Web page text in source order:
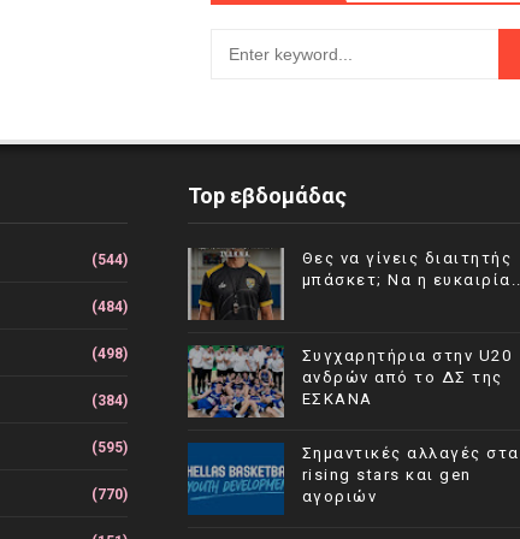
(544)
(484)
(498)
(384)
(595)
(770)
Top εβδομάδας
Θες να γίνεις διαιτητής
μπάσκετ; Να η ευκαιρία...
Συγχαρητήρια στην U20
ανδρών από το ΔΣ της
ΕΣΚΑΝΑ
Σημαντικές αλλαγές στα
rising stars και gen
αγοριών